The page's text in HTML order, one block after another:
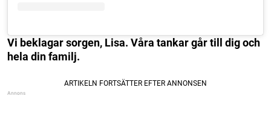
Vi beklagar sorgen, Lisa. Våra tankar går till dig och
hela din familj.